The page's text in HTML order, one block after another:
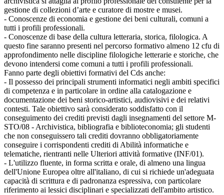
gestione di collezioni d’arte e curatore di mostre e musei.
- Conoscenze di economia e gestione dei beni culturali, comuni a
tutti i profili professionali.
- Conoscenze di base della cultura letteraria, storica, filologica. A
questo fine saranno presenti nel percorso formativo almeno 12 cfu di
approfondimento nelle discipline filologiche letterarie e storiche, che
devono intendersi come comuni a tutti i profili professionali.
Fanno parte degli obiettivi formativi del Cds anche:
- Il possesso dei principali strumenti informatici negli ambiti specifici
di competenza e in particolare in ordine alla catalogazione e
documentazione dei beni storico-artistici, audiovisivi e dei relativi
contesti. Tale obiettivo sarà considerato soddisfatto con il
conseguimento dei crediti previsti dagli insegnamenti del settore M-
STO/08 - Archivistica, bibliografia e biblioteconomia; gli studenti
che non conseguissero tali crediti dovranno obbligatoriamente
conseguire i corrispondenti crediti di Abilità informatiche e
telematiche, rientranti nelle Ulteriori attività formative (INF/01).
- L'utilizzo fluente, in forma scritta e orale, di almeno una lingua
dell'Unione Europea oltre all'italiano, di cui si richiede un'adeguata
capacità di scrittura e di padronanza espressiva, con particolare
riferimento ai lessici disciplinari e specializzati dell'ambito artistico.